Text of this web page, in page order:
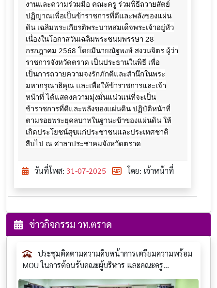
งานและความร่วมมือ คณะครู ร่วมพิธีถวาย​สัตย์​
ปฏิญาณ​เพื่อ​เป็น​ข้าราชการ​ที่​ดี​และ​พลังของ​แผ่น
ดิน ​เฉลิมพระเกียรติ​พระ​บาท​สมเด็จ​พระเจ้า​อยู่​หัว​
เนื่อง​ใน​โอกาสวันเฉลิมพระ​ชนมพรรษา 28​
กรกฎาคม​ 2568​ โดยมีนายณัฐพงษ์ สงวนจิตร ผู้ว่า
ราชการจังหวัดตราด ​เป็นประธานในพิธี​ เพื่อ
เป็นการถวายความจงรักภักดีและสำนึกในพระ
มหากรุณาธิคุณ และเพื่อให้ข้าราชการและเจ้า
หน้าที่ ได้แสดงความมุ่งมั่นแน่วแน่ที่จะเป็น
ข้าราชการที่ดีและพลังของแผ่นดิน ปฏิบัติหน้าที่
ตามรอยพระยุคลบาทในฐานะข้าของแผ่นดิน ให้
เกิดประโยชน์สุขแก่ประชาชนและประเทศชาติ
สืบไป ณ​ ศาลา​ประชาคม​จังหวัดตราด
วันที่โพส: 31-07-2025 โดย: เจ้าหน้าที่
ข่าวกิจกรรม วท.ตราด
ประชุมติดตามความคืบหน้าการเตรียมความพร้อม
MOU ในการต้อนรับคณะผู้บริหาร และคณะครู...